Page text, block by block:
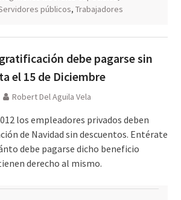
públicos, Trabajadores
debe pagarse sin
el 15 de Diciembre
Robert Del Aguila Vela
los empleadores privados deben
de Navidad sin descuentos. Entérate
debe pagarse dicho beneficio
derecho al mismo.